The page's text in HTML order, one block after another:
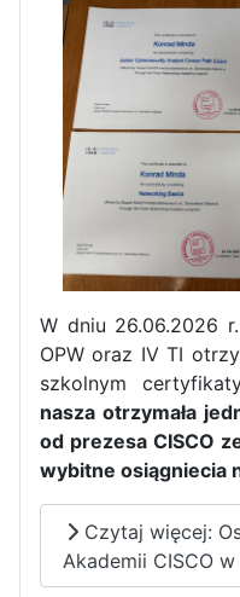
Apel z okazji
uchwalenia
Dni Otwarte w
nami
Informatycy
W dniu 26.06.2026
OPW oraz IV TI
szkolnym
nasza otrzymała
od prezesa CISCO
wybitne osiągniecia
Czytaj więcej:
Akademii CISCO